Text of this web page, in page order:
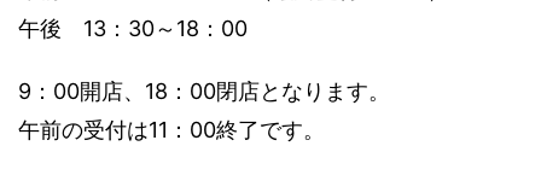
午後 13：30～18：00
9：00開店、18：00閉店となります。
午前の受付は11：00終了です。